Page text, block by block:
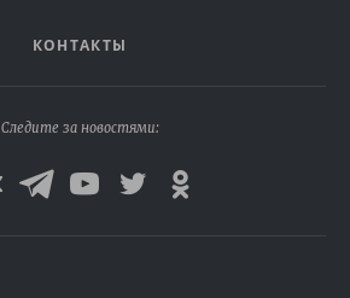
КОНТАКТЫ
Следите за новостями: